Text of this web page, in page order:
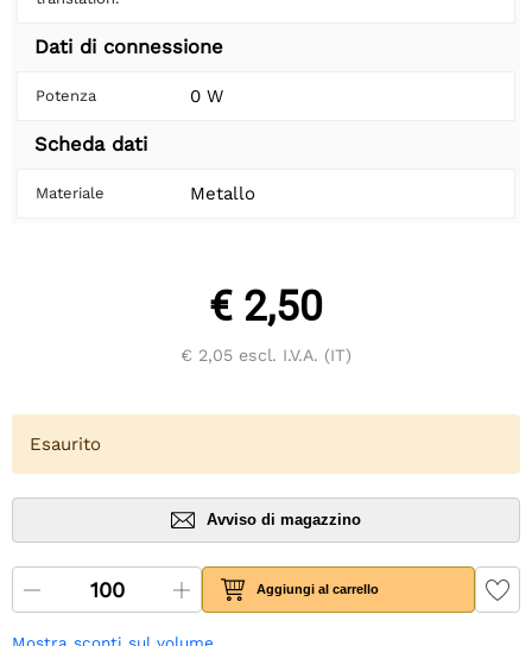
Dati di connessione
Potenza 0 W
Scheda dati
Materiale Metallo
€ 2,50
€ 2,05 escl. I.V.A. (IT)
Esaurito
Avviso di magazzino
Aggiungi al carrello
Mostra sconti sul volume